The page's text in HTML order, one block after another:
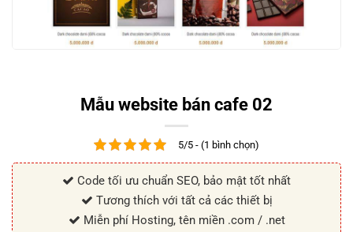
Mẫu website bán cafe 02
5/5 - (1 bình chọn)
Code tối ưu chuẩn SEO, bảo mật tốt nhất
Tương thích với tất cả các thiết bị
Miễn phí Hosting, tên miền .com / .net